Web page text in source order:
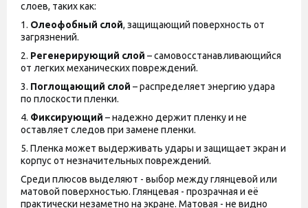
слоев, таких как:
1. Олеофобный слой, защищающий поверхность от
загрязнений.
2. Регенерирующий слой – самовосстанавливающийся
от легких механических повреждений.
3. Поглощающий слой – распределяет энергию удара
по плоскости пленки.
4. Фиксирующий – надежно держит пленку и не
оставляет следов при замене пленки.
5. Пленка может выдерживать удары и защищает экран и
корпус от незначительных повреждений.
Среди плюсов выделяют - выбор между глянцевой или
матовой поверхностью. Глянцевая - прозрачная и её
практически незаметно на экране. Матовая - не видно